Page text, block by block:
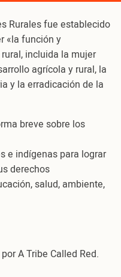
Rurales fue establecido
«la función y
incluida la mujer
agrícola y rural, la
y la erradicación de la
breve sobre los
e indígenas para lograr
derechos
salud, ambiente,
A Tribe Called Red.